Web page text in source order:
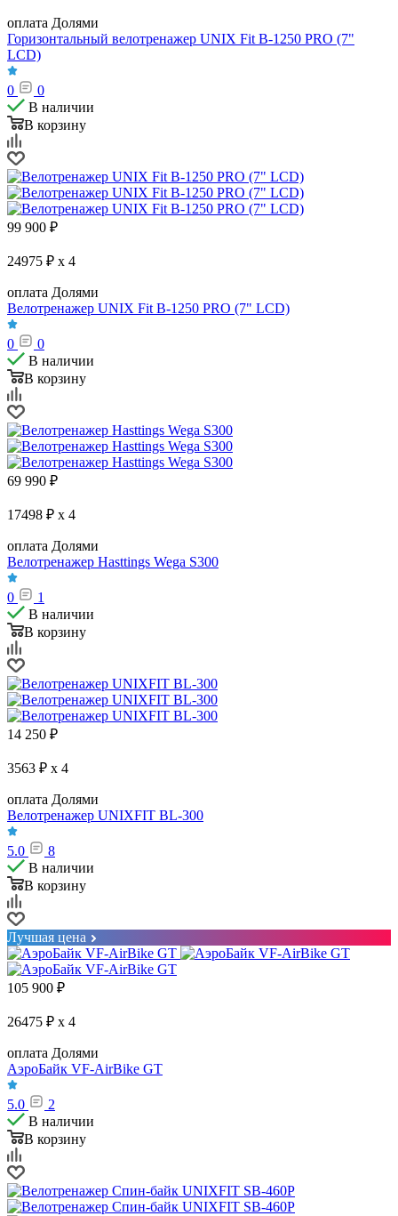
оплата Долями
Горизонтальный велотренажер UNIX Fit B-1250 PRO (7"
LCD)
0
0
В наличии
В корзину
99 900 ₽
24975 ₽ x 4
оплата Долями
Велотренажер UNIX Fit B-1250 PRO (7" LCD)
0
0
В наличии
В корзину
69 990 ₽
17498 ₽ x 4
оплата Долями
Велотренажер Hasttings Wega S300
0
1
В наличии
В корзину
14 250 ₽
3563 ₽ x 4
оплата Долями
Велотренажер UNIXFIT BL-300
5.0
8
В наличии
В корзину
Лучшая цена
105 900 ₽
26475 ₽ x 4
оплата Долями
АэроБайк VF-AirBike GT
5.0
2
В наличии
В корзину